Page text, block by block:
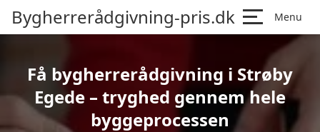
Bygherrerådgivning-pris.dk Menu
Få bygherrerådgivning i Strøby
Egede – tryghed gennem hele
byggeprocessen